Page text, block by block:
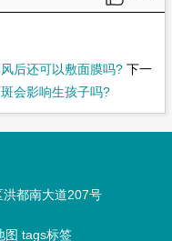
后还可以敷面膜吗?下一
会影响生孩子吗?
都南大道207号
图 tags标签